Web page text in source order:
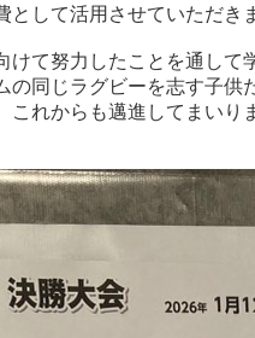
して活用させていただき
て努力したことを通して
同じラグビーを志す子供
れからも邁進してまいり